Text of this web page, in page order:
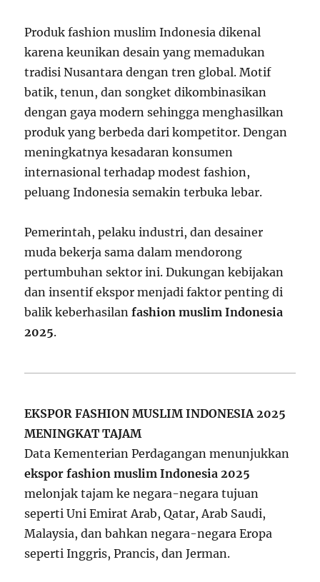
Produk fashion muslim Indonesia dikenal
karena keunikan desain yang memadukan
tradisi Nusantara dengan tren global. Motif
batik, tenun, dan songket dikombinasikan
dengan gaya modern sehingga menghasilkan
produk yang berbeda dari kompetitor. Dengan
meningkatnya kesadaran konsumen
internasional terhadap modest fashion,
peluang Indonesia semakin terbuka lebar.
Pemerintah, pelaku industri, dan desainer
muda bekerja sama dalam mendorong
pertumbuhan sektor ini. Dukungan kebijakan
dan insentif ekspor menjadi faktor penting di
balik keberhasilanfashion muslim Indonesia
2025.
EKSPOR FASHION MUSLIM INDONESIA 2025
MENINGKAT TAJAM
Data Kementerian Perdagangan menunjukkan
ekspor fashion muslim Indonesia 2025
melonjak tajam ke negara-negara tujuan
seperti Uni Emirat Arab, Qatar, Arab Saudi,
Malaysia, dan bahkan negara-negara Eropa
seperti Inggris, Prancis, dan Jerman.